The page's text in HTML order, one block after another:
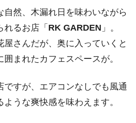
自然、木漏れ日を味わいながら
るお店「 RK GARDEN 」。
屋さんだが、奥に入っていくと
まれたカフェスペースが。
ですが、エアコンなしでも風通
ような爽快感を味わえます。